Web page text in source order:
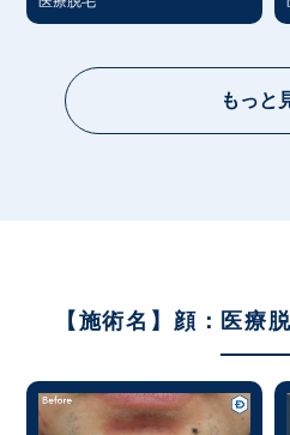
もっと
【施術名】顔：医療